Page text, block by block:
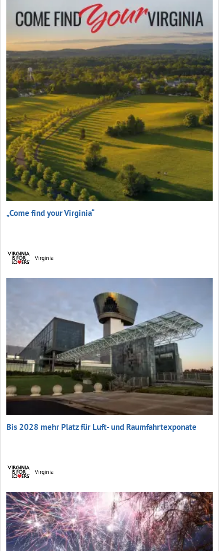
„Come find your Virginia“
Virginia
Bis 2028 mehr Platz für Luft- und Raumfahrt­exponate
Virginia